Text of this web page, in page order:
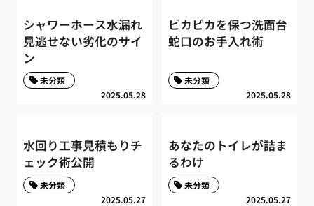
シャワーホース水漏れ
見逃せない劣化のサイ
ン
2025.05.28
未分類
ピカピカを保つ洗面台
蛇口のお手入れ術
2025.05.28
未分類
水回り工事見積もりチ
ェック術公開
2025.05.27
未分類
あなたのトイレが詰ま
るわけ
2025.05.27
未分類